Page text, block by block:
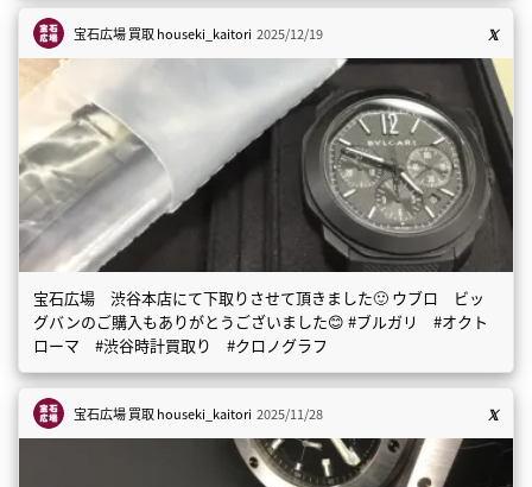
宝石広場 買取houseki_kaitori 2025/12/19
宝石広場 渋谷本店にて下取りさせて頂きました🙂 ウブロ ビッ
グバンのご購入もありがとうございました😊 #ブルガリ #オクト
ローマ #渋谷時計買取り #クロノグラフ
宝石広場 買取houseki_kaitori 2025/11/28